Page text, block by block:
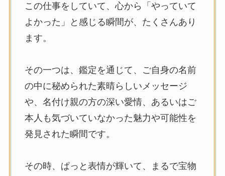
この仕事をしていて、心から「やっていて
よかった」と感じる瞬間が、たくさんあり
ます。
その一つは、鑑定を通じて、ご自身の名前
の中に秘められた素晴らしいメッセージ
や、名付け親の方の深い愛情、あるいはご
本人も気づいていなかった魅力や可能性を
発見された瞬間です。
その時、ぱっと表情が輝いて、まるで宝物